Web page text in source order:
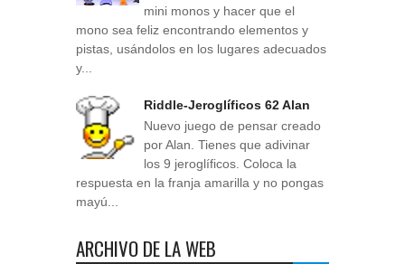
mini monos y hacer que el
mono sea feliz encontrando elementos y
pistas, usándolos en los lugares adecuados
y...
Riddle-Jeroglíficos 62 Alan
Nuevo juego de pensar creado
por Alan. Tienes que adivinar
los 9 jeroglíficos. Coloca la
respuesta en la franja amarilla y no pongas
mayú...
ARCHIVO DE LA WEB